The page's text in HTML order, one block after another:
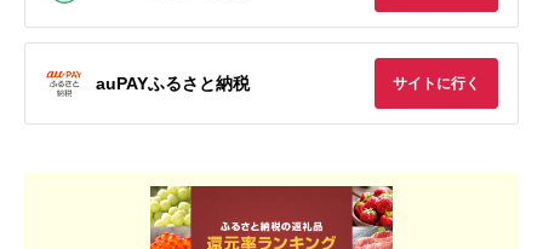
auPAYふるさと納税 サイトに行く